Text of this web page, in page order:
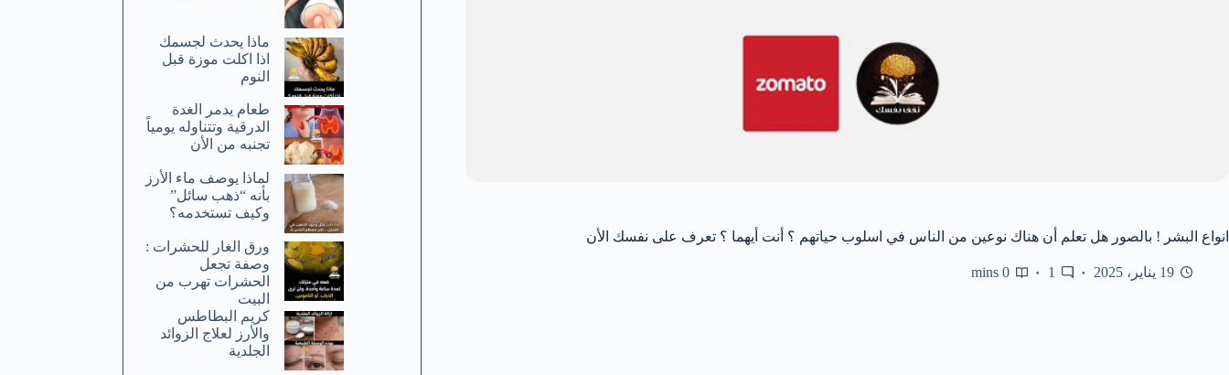
انواع البشر ! بالصور هل تعلم أن هناك نوعين من الناس في اسلوب حياتهم ؟ أنت أيهما ؟ تعرف على نفسك الأن
19 يناير، 2025 1
0 mins
ماذا يحدث لجسمك
اذا اكلت موزة قبل
النوم
طعام يدمر الغدة
الدرقية وتتناوله يومياً
تجنبه من الأن
لماذا يوصف ماء الأرز
بأنه “ذهب سائل”
وكيف تستخدمه؟
ورق الغار للحشرات :
وصفة تجعل
الحشرات تهرب من
البيت
كريم البطاطس
والأرز لعلاج الزوائد
الجلدية